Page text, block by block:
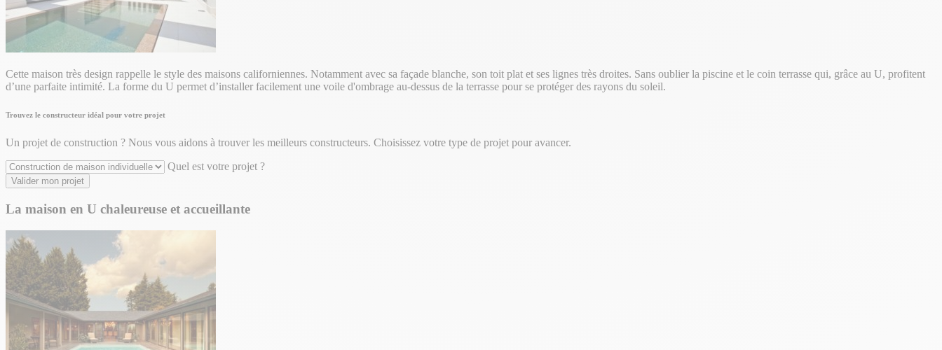
Cette maison très design rappelle le style des maisons californiennes. Notamment avec sa façade blanche, son toit plat et ses lignes très droites. Sans oublier la piscine et le coin terrasse qui, grâce au U, profitent
d’une parfaite intimité. La forme du U permet d’installer facilement une voile d'ombrage au-dessus de la terrasse pour se protéger des rayons du soleil.
Trouvez le constructeur idéal pour votre projet
Un projet de construction ? Nous vous aidons à trouver les meilleurs constructeurs. Choisissez votre type de projet pour avancer.
Quel est votre projet ?
Valider mon projet
La maison en U chaleureuse et accueillante